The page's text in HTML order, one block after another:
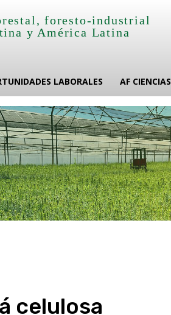
foresto-industrial
y América Latina
LABORALES AF CIENCIAS
celulosa